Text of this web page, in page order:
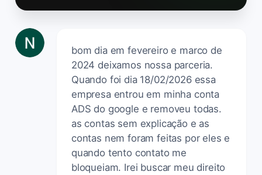
bom dia em fevereiro e marco de
2024 deixamos nossa parceria.
Quando foi dia 18/02/2026 essa
empresa entrou em minha conta
ADS do google e removeu todas.
as contas sem explicação e as
contas nem foram feitas por eles e
quando tento contato me
bloqueiam. Irei buscar meu direito